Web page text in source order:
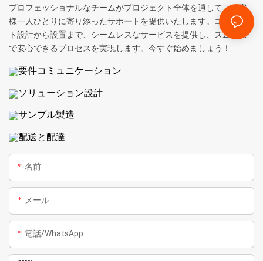
プロフェッショナルなチームがプロジェクト全体を通して、お客
様一人ひとりに寄り添ったサポートを提供いたします。コンセプ
ト設計から設置まで、シームレスなサービスを提供し、スムーズ
で安心できるプロセスを実現します。今すぐ始めましょう！
要件コミュニケーション
ソリューション設計
サンプル製造
配送と配達
名前
メール
電話/WhatsApp